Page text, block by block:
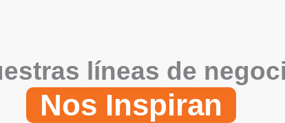
líneas de
Nos Inspiran